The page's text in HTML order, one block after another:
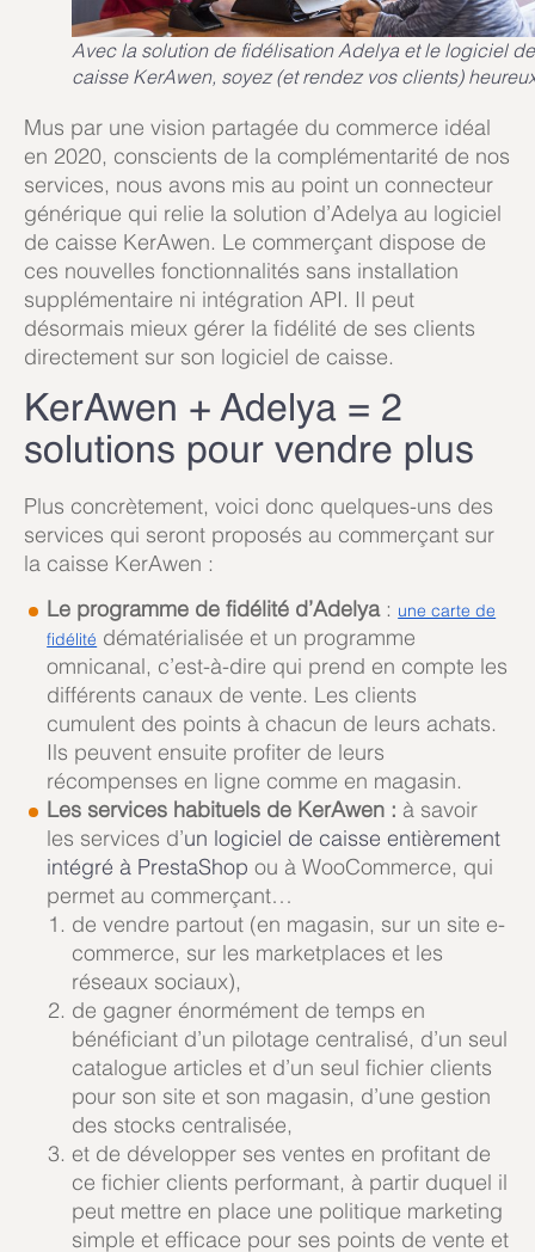
Avec la solution de fidélisation Adelya et le logiciel de
caisse KerAwen, soyez (et rendez vos clients)
Mus par une vision partagée du commerce idéal
en 2020, conscients de la complémentarité de nos
services, nous avons mis au point un connecteur
générique qui relie la solution d’Adelya au logiciel
de caisse KerAwen. Le commerçant dispose de
ces nouvelles fonctionnalités sans installation
supplémentaire ni intégration API. Il peut
désormais mieux gérer la fidélité de ses clients
directement sur son logiciel de caisse.
KerAwen + Adelya = 2
solutions pour vendre plus
Plus concrètement, voici donc quelques-uns des
services qui seront proposés au commerçant sur
la caisse KerAwen :
Le programme de fidélité d’Adelya : une carte de
fidélité dématérialisée et un programme
omnicanal, c’est-à-dire qui prend en compte les
différents canaux de vente. Les clients
cumulent des points à chacun de leurs achats.
Ils peuvent ensuite profiter de leurs
récompenses en ligne comme en magasin.
Les services habituels de KerAwen : à savoir
les services d’un logiciel de caisse entièrement
intégré à PrestaShop ou à WooCommerce, qui
permet au commerçant…
de vendre partout (en magasin, sur un site e-
commerce, sur les marketplaces et les
réseaux sociaux),
de gagner énormément de temps en
bénéficiant d’un pilotage centralisé, d’un seul
catalogue articles et d’un seul fichier clients
pour son site et son magasin, d’une gestion
des stocks centralisée,
et de développer ses ventes en profitant de
ce fichier clients performant, à partir duquel il
peut mettre en place une politique marketing
simple et efficace pour ses points de vente et